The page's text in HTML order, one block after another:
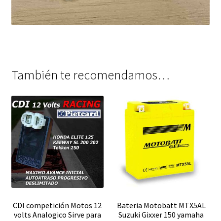
También te recomendamos…
CDI competición Motos 12
volts Analogico Sirve para
Bateria Motobatt MTX5AL
Suzuki Gixxer 150 yamaha